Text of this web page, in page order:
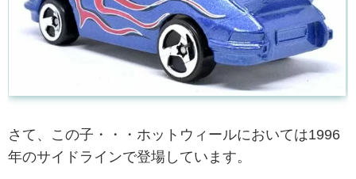
さて、この子・・・ホットウィールにおいては1996
年のサイドラインで登場しています。